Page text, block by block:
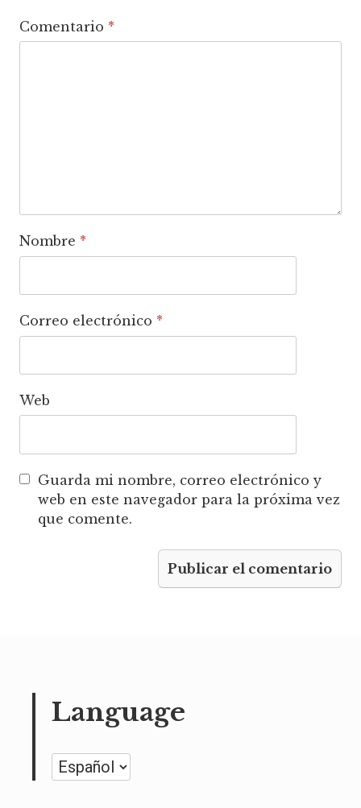
Comentario *
Nombre *
Correo electrónico *
Web
Guarda mi nombre, correo electrónico y
web en este navegador para la próxima vez
que comente.
Language
Language